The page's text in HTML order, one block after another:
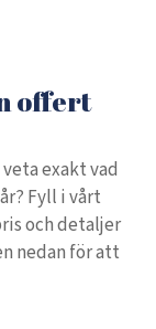
offert
exakt vad
Fyll i vårt
och detaljer
nedan för att